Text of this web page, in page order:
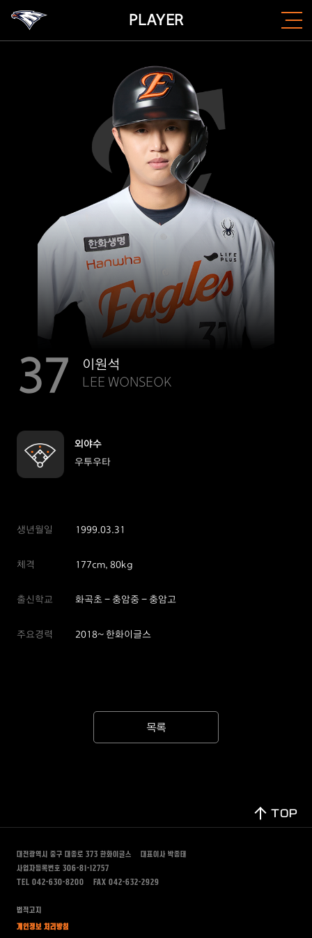
PLAYER
37
이원석
LEE WONSEOK
외야수
우투우타
생년월일 1999.03.31
체격 177cm, 80kg
출신학교 화곡초 - 충암중 - 충암고
주요경력 2018~ 한화이글스
목록
TOP
대전광역시 중구 대종로 373 한화이글스
대표이사 박종태
사업자등록번호 306-81-12757
TEL 042-630-8200
FAX 042-632-2929
법적고지
개인정보 처리방침